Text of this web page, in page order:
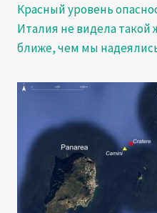
Красный уровень
Италия не видела
ближе, чем мы